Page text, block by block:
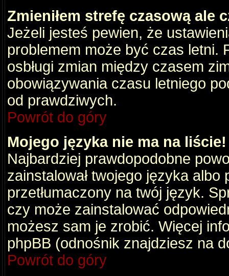
Zmieniłem strefę czasową ale
Jeżeli jesteś pewien, że
problemem może być czas letni.
osbługi zmian między czasem
obowiązywania czasu letniego
od prawdziwych.
Powrót do góry
Mojego języka nie ma na liście!
Najbardziej prawdopodobne
zainstalował twojego języka albo
przetłumaczony na twój język.
czy może zainstalować
możesz sam je zrobić. Więcej
phpBB (odnośnik znajdziesz na
Powrót do góry